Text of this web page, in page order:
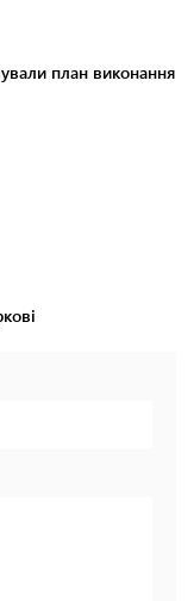
план виконання